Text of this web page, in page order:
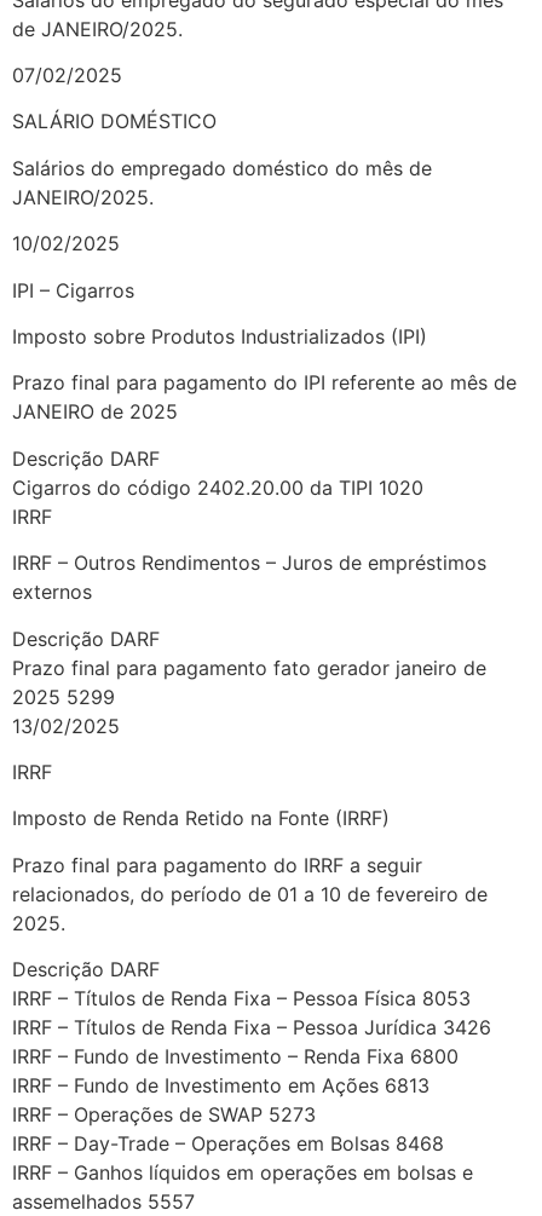
de JANEIRO/2025.
07/02/2025
SALÁRIO DOMÉSTICO
Salários do empregado doméstico do mês de
JANEIRO/2025.
10/02/2025
IPI – Cigarros
Imposto sobre Produtos Industrializados (IPI)
Prazo final para pagamento do IPI referente ao mês de
JANEIRO de 2025
Descrição DARF
Cigarros do código 2402.20.00 da TIPI 1020
IRRF
IRRF – Outros Rendimentos – Juros de empréstimos
externos
Descrição DARF
Prazo final para pagamento fato gerador janeiro de
2025 5299
13/02/2025
IRRF
Imposto de Renda Retido na Fonte (IRRF)
Prazo final para pagamento do IRRF a seguir
relacionados, do período de 01 a 10 de fevereiro de
2025.
Descrição DARF
IRRF – Títulos de Renda Fixa – Pessoa Física 8053
IRRF – Títulos de Renda Fixa – Pessoa Jurídica 3426
IRRF – Fundo de Investimento – Renda Fixa 6800
IRRF – Fundo de Investimento em Ações 6813
IRRF – Operações de SWAP 5273
IRRF – Day-Trade – Operações em Bolsas 8468
IRRF – Ganhos líquidos em operações em bolsas e
assemelhados 5557